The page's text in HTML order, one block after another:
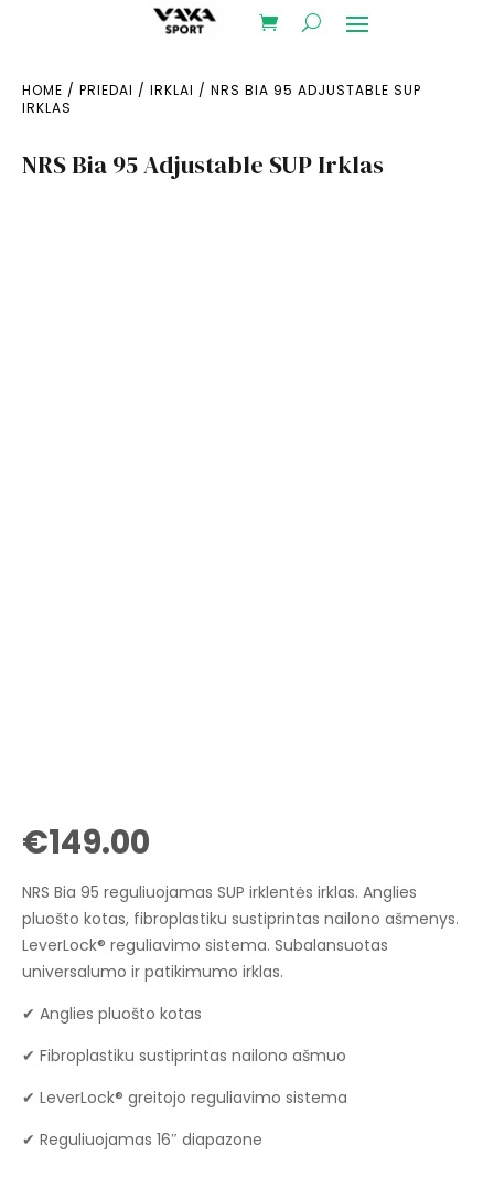
HOME / PRIEDAI / IRKLAI / NRS BIA 95 ADJUSTABLE SUP
IRKLAS
NRS Bia 95 Adjustable SUP Irklas
€149.00
NRS Bia 95 reguliuojamas SUP irklentės irklas. Anglies
pluošto kotas, fibroplastiku sustiprintas nailono ašmenys.
LeverLock® reguliavimo sistema. Subalansuotas
universalumo ir patikimumo irklas.
✔ Anglies pluošto kotas
✔ Fibroplastiku sustiprintas nailono ašmuo
✔ LeverLock® greitojo reguliavimo sistema
✔ Reguliuojamas 16″ diapazone